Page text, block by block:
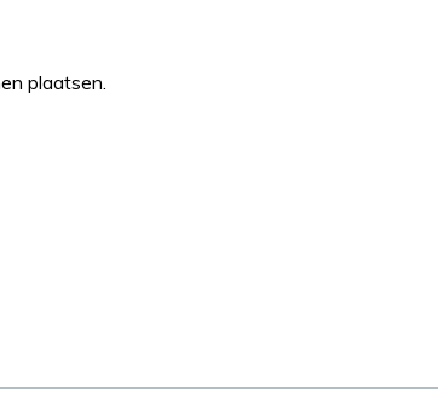
plaatsen.